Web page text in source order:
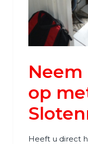
op
Heeft u direct